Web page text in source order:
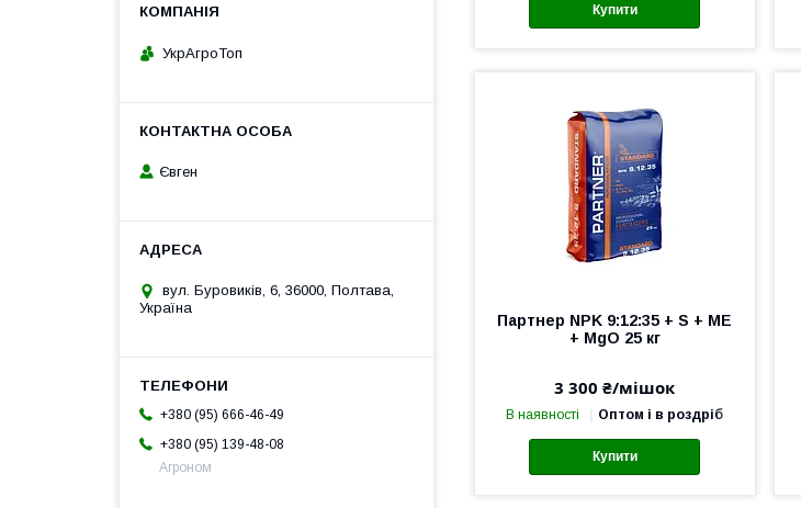
Купити
Партнер NPK 9:12:35 + S + ME
+ MgO 25 кг
3 300 ₴/мішок
В наявності Оптом і в роздріб
Купити
УкрАгроТоп
Євген
вул. Буровиків, 6, 36000, Полтава,
Україна
+380 (95) 666-46-49
+380 (95) 139-48-08
Агроном